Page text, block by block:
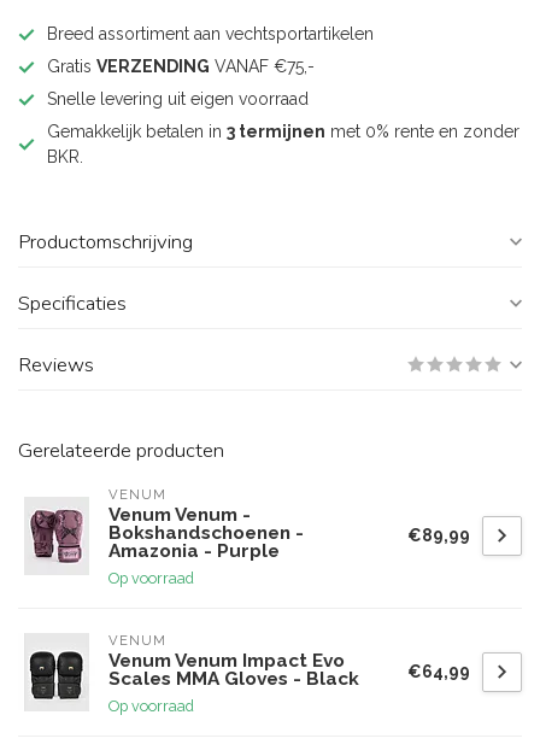
Breed assortiment aan vechtsportartikelen
Gratis VERZENDING VANAF €75,-
Snelle levering uit eigen voorraad
Gemakkelijk betalen in 3 termijnen met 0% rente en zonder
BKR.
Productomschrijving
Specificaties
Reviews
Gerelateerde producten
VENUM
Venum Venum -
Bokshandschoenen -
Amazonia - Purple
Op voorraad
€89,99
VENUM
Venum Venum Impact Evo
Scales MMA Gloves - Black
Op voorraad
€64,99